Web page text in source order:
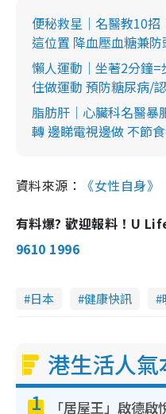
便秘救星｜名醫教10
這位置 降血壓血糖兼防
懶人運動｜坐著2分鐘
住做運動 預防糖尿病/
脂肪肝｜心臟科名醫暴
轉 邊睇電視邊做 不節
資料來源： 《女性自身》
有料爆? 歡迎報料！U
9610 1996
日本 健康快訊
港生活人
1